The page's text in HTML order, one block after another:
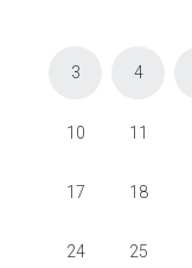
3 4
10 11
17 18
24 25